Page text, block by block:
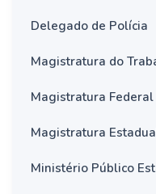
Delegado de Polícia
Magistratura do
Magistratura Federal
Magistratura
Ministério Público